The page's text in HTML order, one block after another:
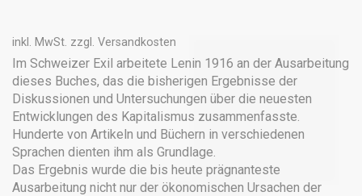
Stadium
des
Kapitalismus
Menge
inkl. MwSt. zzgl. Versandkosten
Im Schweizer Exil arbeitete Lenin 1916 an der Ausarbeitung
dieses Buches, das die bisherigen Ergebnisse der
Diskussionen und Untersuchungen über die neuesten
Entwicklungen des Kapitalismus zusammenfasste.
Hunderte von Artikeln und Büchern in verschiedenen
Sprachen dienten ihm als Grundlage.
Das Ergebnis wurde die bis heute prägnanteste
Ausarbeitung nicht nur der ökonomischen Ursachen der